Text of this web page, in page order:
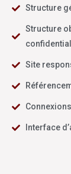
Structure
Structure
Site
Interface